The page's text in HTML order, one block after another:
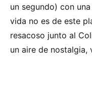
un segundo) con
vida no es de este
resacoso junto al
un aire de nostalgia,